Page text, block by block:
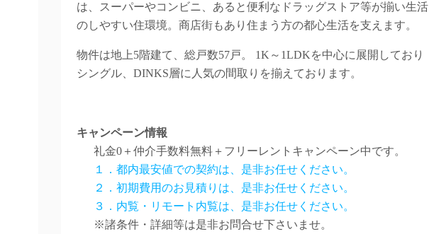
は、スーパーやコンビニ、あると便利なドラッグストア等が揃い生活
のしやすい住環境。商店街もあり住まう方の都心生活を支えます。
物件は地上5階建て、総戸数57戸。 1K～1LDKを中心に展開しており
シングル、DINKS層に人気の間取りを揃えております。
キャンペーン情報
礼金0 ＋仲介手数料無料 ＋ フリーレント キャンペーン中です。
１．都内最安値での契約は、是非お任せください。
２．初期費用のお見積りは、是非お任せください。
３．内覧・リモート内覧は、是非お任せください。
※諸条件・詳細等は是非お問合せ下さいませ。